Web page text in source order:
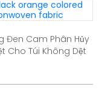
Đen Cam Phân Hủy
Cho Túi Không Dệt